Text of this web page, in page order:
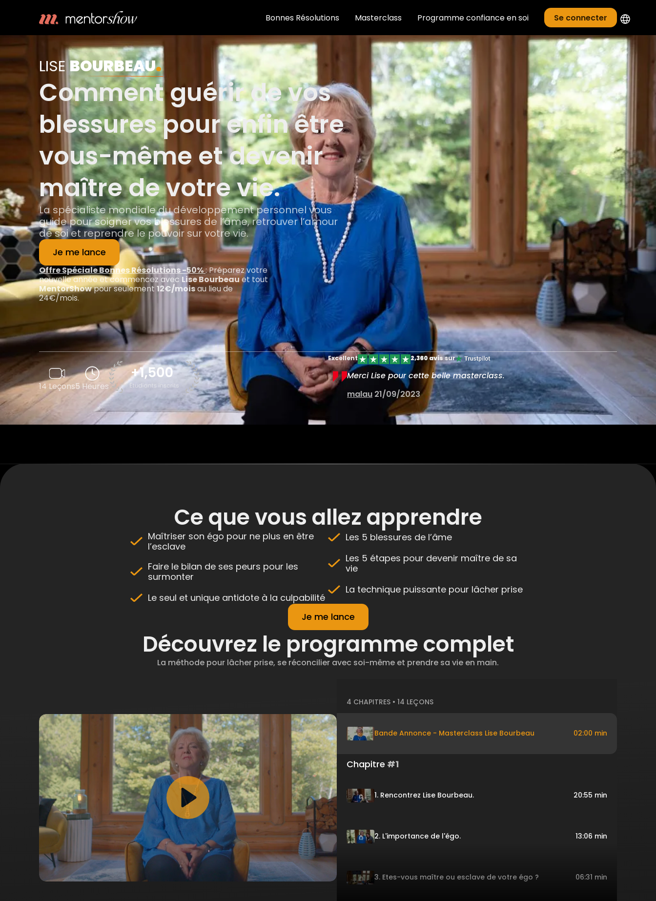
Bonnes Résolutions Masterclass Programme confiance en soi Se connecter
LISE BOURBEAU.
Comment guérir de vos
blessures pour enfin être
vous-même et devenir
maître de votre vie.
La spécialiste mondiale du développement personnel vous
guide pour soigner vos blessures de l’âme, retrouver l’amour
de soi et reprendre le pouvoir sur votre vie.
Je me lance
Offre Spéciale Bonnes Résolutions -50%: Préparez votre
nouvelle année et commencez avec Lise Bourbeauet tout
MentorShowpour seulement 12€/moisau lieu de
24€/mois.
14 Leçons5 Heures
Excellent 2,360 avissur
Merci Lise pour ce partage. Très beau complément des livres !
Olivier L.
08/09/2023
Merci Lise pour cette belle masterclass.
malau 21/09/2023
Ce que vous allez apprendre
Maîtriser son égo pour ne plus en être
l’esclave
Faire le bilan de ses peurs pour les
surmonter
Le seul et unique antidote à la culpabilité
Les 5 blessures de l’âme
Les 5 étapes pour devenir maître de sa
vie
La technique puissante pour lâcher prise
Je me lance
Découvrez le programme complet
La méthode pour lâcher prise, se réconcilier avec soi-même et prendre sa vie en main.
4 CHAPITRES • 14 LEÇONS
Bande Annonce - Masterclass Lise Bourbeau 02:00 min
Chapitre #1
1. Rencontrez Lise Bourbeau. 20:55 min
2. L'importance de l'égo. 13:06 min
3. Etes-vous maître ou esclave de votre égo ? 06:31 min